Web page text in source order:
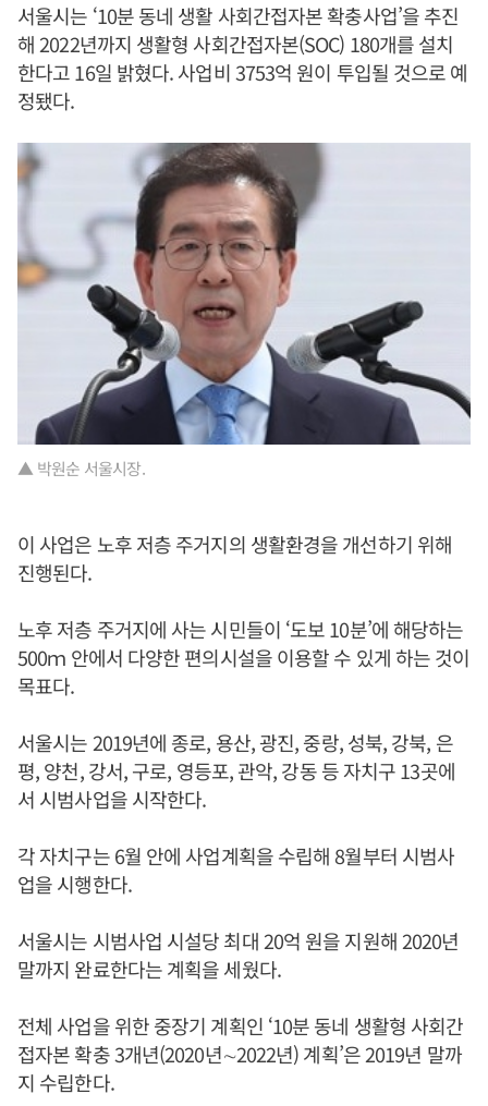
서울시는 ‘10분 동네 생활 사회간접자본 확충사업’을 추진
해 2022년까지 생활형 사회간접자본(SOC) 180개를 설치
한다고 16일 밝혔다. 사업비 3753억 원이 투입될 것으로 예
정됐다.
▲ 박원순 서울시장.
이 사업은 노후 저층 주거지의 생활환경을 개선하기 위해
진행된다.
노후 저층 주거지에 사는 시민들이 ‘도보 10분’에 해당하는
500ｍ 안에서 다양한 편의시설을 이용할 수 있게 하는 것이
목표다.
서울시는 2019년에 종로, 용산, 광진, 중랑, 성북, 강북, 은
평, 양천, 강서, 구로, 영등포, 관악, 강동 등 자치구 13곳에
서 시범사업을 시작한다.
각 자치구는 6월 안에 사업계획을 수립해 8월부터 시범사
업을 시행한다.
서울시는 시범사업 시설당 최대 20억 원을 지원해 2020년
말까지 완료한다는 계획을 세웠다.
전체 사업을 위한 중장기 계획인 ‘10분 동네 생활형 사회간
접자본 확충 3개년(2020년∼2022년) 계획’은 2019년 말까
지 수립한다.